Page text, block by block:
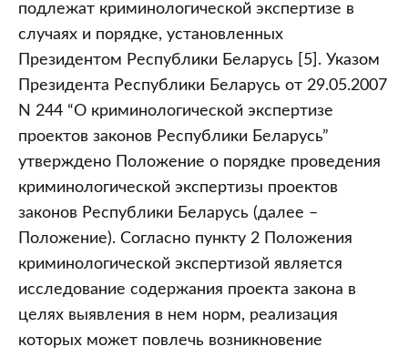
подлежат криминологической экспертизе в
случаях и порядке, установленных
Президентом Республики Беларусь [5]. Указом
Президента Республики Беларусь от 29.05.2007
N 244 “О криминологической экспертизе
проектов законов Республики Беларусь”
утверждено Положение о порядке проведения
криминологической экспертизы проектов
законов Республики Беларусь (далее –
Положение). Согласно пункту 2 Положения
криминологической экспертизой является
исследование содержания проекта закона в
целях выявления в нем норм, реализация
которых может повлечь возникновение